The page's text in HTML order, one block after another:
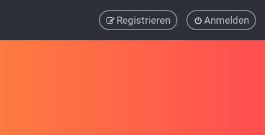
Anmelden
Registrieren